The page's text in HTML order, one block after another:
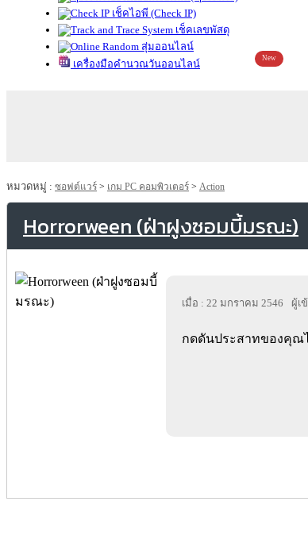
เช็คไอพี (Check IP)
เช็คเลขพัสดุ
สุ่มออนไลน์
เครื่องมือคำนวณวันออนไลน์
New
หมวดหมู่ : ซอฟต์แวร์ > เกม PC คอมพิวเตอร์ > Action
Horrorween (ฝ่าฝูงซอมบี้มรณะ)
เมื่อ : 22 มกราคม 2546 ผู้เ
กดดันประสาทของคุณ